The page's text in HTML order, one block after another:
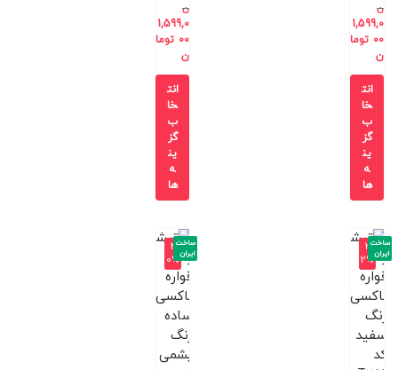
ن
1,599,0
00 توما
ن
انت
خا
ب
گز
ین
ه
ها
ن
1,599,0
00 توما
ن
انت
خا
ب
گز
ین
ه
ها
-3
2%
ساخت
ایران
-4
0%
ساخت
ایران